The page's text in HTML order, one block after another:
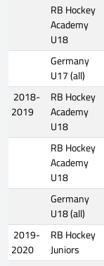
RB Hockey
Academy
U18
Germany
U17 (all)
2018-
2019
RB Hockey
Academy
U18
RB Hockey
Academy
U18
Germany
U18 (all)
2019-
2020
RB Hockey
Juniors